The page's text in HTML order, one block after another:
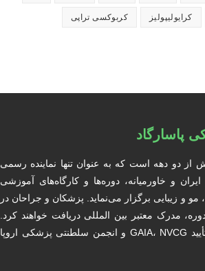
کرایولیپولیز کربوکسی تراپی
پاسارگاد
از دو دهه است که به عنوان تنها نماینده رسمی
ایران و خاورمیانه، دوره‌ها و کارگاه‌های آموزشی
و زیبایی برگزار می‌نماید. پزشکان و جراحان در
مدرک معتبر بین المللی دریافت خواهند کرد.
آکادمی BIOCARE مورد تأیید GAIA، NVCG و انجمن سلطنتی پزشکی اروپا